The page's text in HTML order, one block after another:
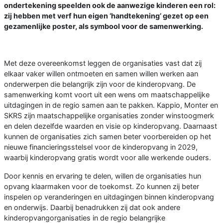
ondertekening speelden ook de aanwezige kinderen een rol:
zij hebben met verf hun eigen ‘handtekening’ gezet op een
gezamenlijke poster, als symbool voor de samenwerking.
Met deze overeenkomst leggen de organisaties vast dat zij
elkaar vaker willen ontmoeten en samen willen werken aan
onderwerpen die belangrijk zijn voor de kinderopvang. De
samenwerking komt voort uit een wens om maatschappelijke
uitdagingen in de regio samen aan te pakken. Kappio, Monter en
SKRS zijn maatschappelijke organisaties zonder winstoogmerk
en delen dezelfde waarden en visie op kinderopvang. Daarnaast
kunnen de organisaties zich samen beter voorbereiden op het
nieuwe financieringsstelsel voor de kinderopvang in 2029,
waarbij kinderopvang gratis wordt voor alle werkende ouders.
Door kennis en ervaring te delen, willen de organisaties hun
opvang klaarmaken voor de toekomst. Zo kunnen zij beter
inspelen op veranderingen en uitdagingen binnen kinderopvang
en onderwijs. Daarbij benadrukken zij dat ook andere
kinderopvangorganisaties in de regio belangrijke